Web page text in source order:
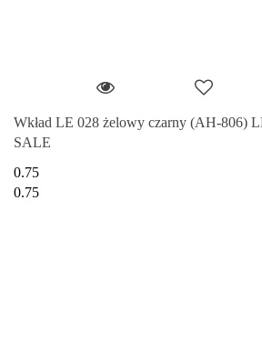
Wkład LE 028 żelowy czarny (AH-806)
SALE
0.75
0.75